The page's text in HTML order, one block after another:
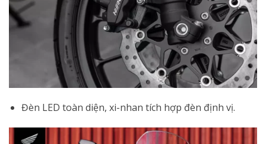
Đèn LED toàn diện, xi-nhan tích hợp đèn định vị.